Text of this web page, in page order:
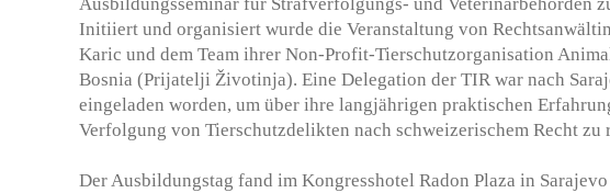
Initiiert und organisiert wurde die Veranstaltung von
Karic und dem Team ihrer Non-Profit-Tierschutzorganisation
Bosnia (Prijatelji Životinja). Eine Delegation der TIR war nach
eingeladen worden, um über ihre langjährigen praktischen
Verfolgung von Tierschutzdelikten nach schweizerischem Recht zu
Der Ausbildungstag fand im Kongresshotel Radon Plaza in